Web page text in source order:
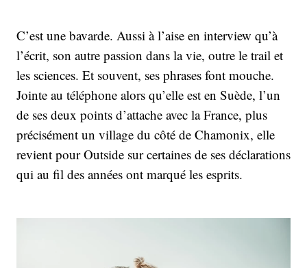
C’est une bavarde. Aussi à l’aise en interview qu’à
l’écrit, son autre passion dans la vie, outre le trail et
les sciences. Et souvent, ses phrases font mouche.
Jointe au téléphone alors qu’elle est en Suède, l’un
de ses deux points d’attache avec la France, plus
précisément un village du côté de Chamonix, elle
revient pour Outside sur certaines de ses déclarations
qui au fil des années ont marqué les esprits.